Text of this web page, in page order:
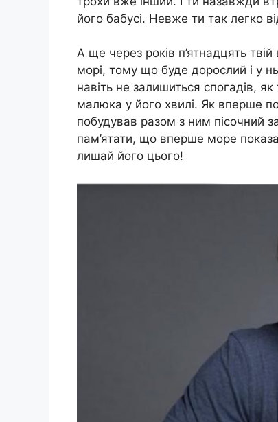
його бабусі. Невже ти так легко
А ще через років п’ятнадцять
морі, тому що буде дорослий і у
навіть не залишиться спогадів,
малюка у його хвилі. Як вперше
побудував разом з ним пісочний
пам’ятати, що вперше море
лишай його цього!